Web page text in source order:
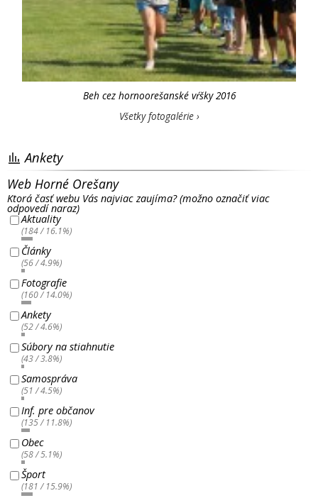
Beh cez hornoorešanské vŕšky 2016
Všetky fotogalérie ›
Ankety
Web Horné Orešany
Ktorá časť webu Vás najviac zaujíma? (možno označiť viac
odpovedí naraz)
Aktuality
(184 / 16.1%)
Články
(56 / 4.9%)
Fotografie
(160 / 14.0%)
Ankety
(52 / 4.6%)
Súbory na stiahnutie
(43 / 3.8%)
Samospráva
(51 / 4.5%)
Inf. pre občanov
(135 / 11.8%)
Obec
(58 / 5.1%)
Šport
(181 / 15.9%)